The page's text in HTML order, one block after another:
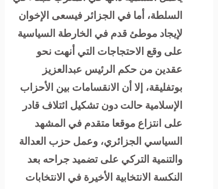
السلطة، أما في الجزائر فيسعى الإخوان
لإيجاد موطئ قدم في الخارطة السياسية
على وقع الاحتجاجات التي أنهت نحو
عقدين من حكم الرئيس عبدالعزيز
بوتفليقة، إلا أن الانقسامات بين الأحزاب
الإسلامية حالت دون تشكيل ائتلاف قادر
على انتزاع موقعا متقدم في المشهد
السياسي الجزائري، وعمل حزب العدالة
والتنمية التركي على تضميد جراحه بعد
النكسة الانتخابية الأخيرة في الانتخابات